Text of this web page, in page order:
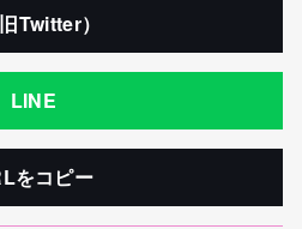
Twitter）
LINE
をコピー